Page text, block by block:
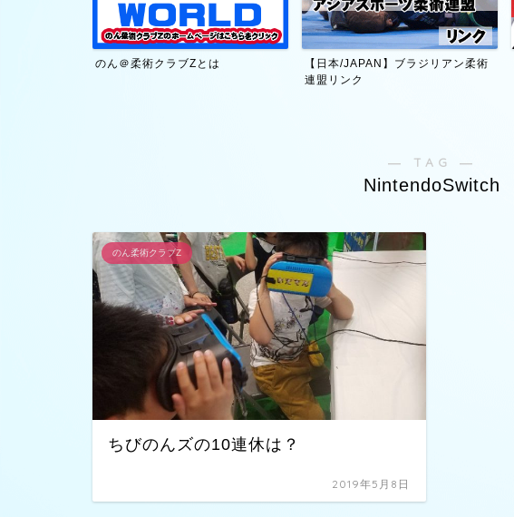
のん＠柔術クラブZとは
【日本/JAPAN】ブラジリアン柔術
連盟リンク
― TAG ―
NintendoSwitch
のん柔術クラブZ
ちびのんズの10連休は？
2019年5月8日